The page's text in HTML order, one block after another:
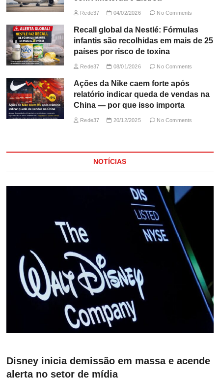
Rede37 04/02/2026 No Comments
Recall global da Nestlé: Fórmulas
infantis são recolhidas em mais de 25
países por risco de toxina
Rede37 08/01/2026 No Comments
Ações da Nike caem forte após
relatório indicar queda de vendas na
China — por que isso importa
Rede37 20/12/2025 No Comments
NOTÍCIAS
Disney inicia demissão em massa e acende
alerta no setor de mídia